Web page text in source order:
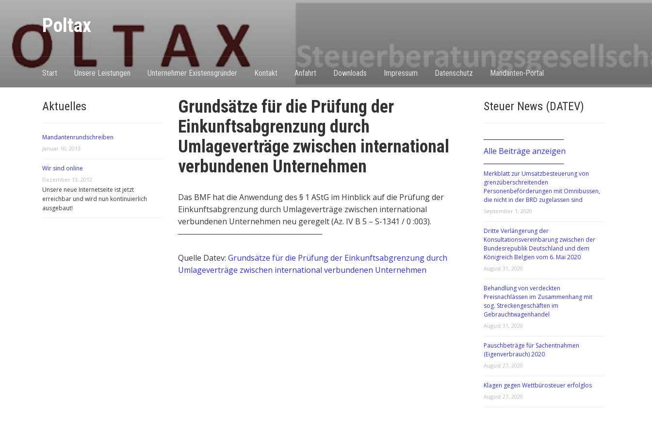
Poltax
Start Unsere Leistungen Unternehmer Existensgründer Kontakt Anfahrt Downloads Impressum Datenschutz Mandanten-Portal
Aktuelles
Mandantenrundschreiben
Januar 10, 2013
Wir sind online
Dezember 13, 2012
Unsere neue Internetseite ist jetzt
erreichbar und wird nun kontinuierlich
ausgebaut!
Grundsätze für die Prüfung der
Einkunftsabgrenzung durch
Umlageverträge zwischen international
verbundenen Unternehmen
Das BMF hat die Anwendung des § 1 AStG im Hinblick auf die Prüfung der
Einkunftsabgrenzung durch Umlageverträge zwischen international
verbundenen Unternehmen neu geregelt (Az. IV B 5 – S-1341 / 0 :003).
───────────────────────────
Quelle Datev: Grundsätze für die Prüfung der Einkunftsabgrenzung durch
Umlageverträge zwischen international verbundenen Unternehmen
Steuer News (DATEV)
───────────────
Alle Beiträge anzeigen
───────────────
Merkblatt zur Umsatzbesteuerung von
grenzüberschreitenden
Personenbeförderungen mit Omnibussen,
die nicht in der BRD zugelassen sind
September 1, 2020
Dritte Verlängerung der
Konsultationsvereinbarung zwischen der
Bundesrepublik Deutschland und dem
Königreich Belgien vom 6. Mai 2020
August 31, 2020
Behandlung von verdeckten
Preisnachlässen im Zusammenhang mit
sog. Streckengeschäften im
Gebrauchtwagenhandel
August 31, 2020
Pauschbeträge für Sachentnahmen
(Eigenverbrauch) 2020
August 27, 2020
Klagen gegen Wettbürosteuer erfolglos
August 27, 2020